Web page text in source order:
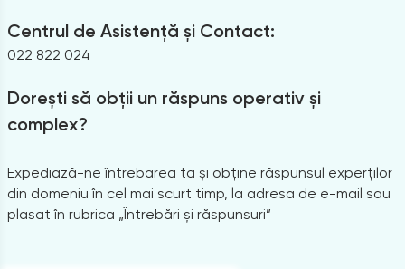
Centrul de Asistență și Contact:
022 822 024
Dorești să obții un răspuns operativ și
complex?
Expediază-ne întrebarea ta și obține răspunsul experților
din domeniu în cel mai scurt timp, la adresa de e-mail sau
plasat în rubrica „Întrebări și răspunsuri”